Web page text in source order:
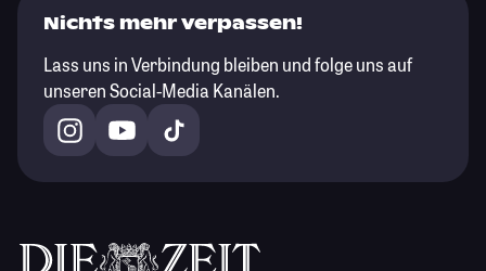
Nichts mehr verpassen!
Lass uns in Verbindung bleiben und folge uns auf
unseren Social-Media Kanälen.